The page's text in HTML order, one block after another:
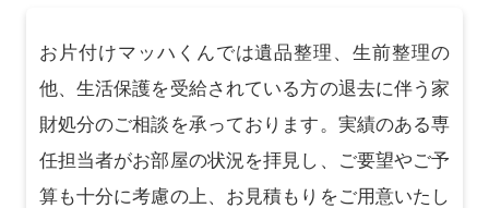
お片付けマッハくんでは遺品整理、生前整理の
他、生活保護を受給されている方の退去に伴う家
財処分のご相談を承っております。実績のある専
任担当者がお部屋の状況を拝見し、ご要望やご予
算も十分に考慮の上、お見積もりをご用意いたし